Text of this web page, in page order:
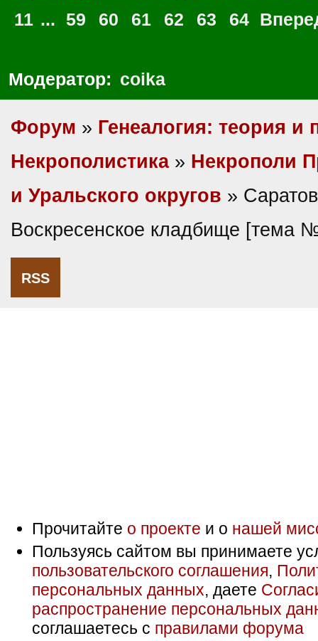
11 ... 59 60 61 62 63 64
Модератор: coika
Форум » Генеалогия: теория и
Некрополистика» Некрополи
и Уральского округов »
Воскресенское кладбище [тема
RSS
Прочитайте о проекте и о нашей
Пользуясь сайтом вы принимаете
пользовательского соглашения,
персональных данных, даете
распространение персональных
соглашаетесь с правилами форума